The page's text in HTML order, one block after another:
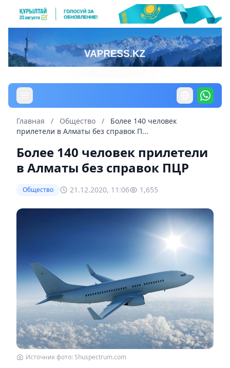
Главная / Общество /
Более 140 человек
прилетели в Алматы без справок П...
Более 140 человек прилетели
в Алматы без справок ПЦР
Общество 21.12.2020, 11:06 1,655
Источник фото: Shuspectrum.com